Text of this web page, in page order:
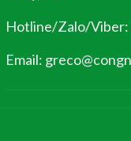
Hotline/Zalo/Viber:
Email: